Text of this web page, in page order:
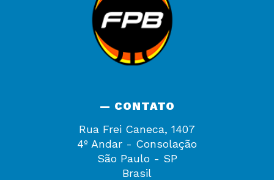
— CONTATO
Rua Frei Caneca, 1407
4º Andar - Consolação
São Paulo - SP
Brasil